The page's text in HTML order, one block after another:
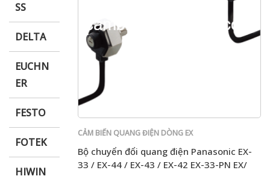
SS
DELTA
EUCHN
ER
FESTO
FOTEK
HIWIN
CẢM BIẾN QUANG ĐIỆN DÒNG EX
Bộ chuyển đổi quang điện Panasonic EX-
33 / EX-44 / EX-43 / EX-42 EX-33-PN EX/